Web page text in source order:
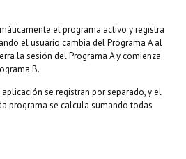
el programa activo y registra
el usuario cambia del Programa A al
la sesión del Programa A y comienza
B.
se registran por separado, y el
programa se calcula sumando todas